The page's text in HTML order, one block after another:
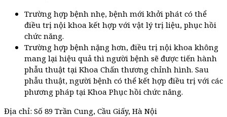
Trường hợp bệnh nhẹ, bệnh mới khởi phát có thể
điều trị nội khoa kết hợp với vật lý trị liệu, phục hồi
chức năng.
Trường hợp bệnh nặng hơn, điều trị nội khoa không
mang lại hiệu quả thì người bệnh sẽ được tiến hành
phẫu thuật tại Khoa Chấn thương chỉnh hình. Sau
phẫu thuật, người bệnh có thể kết hợp điều trị với các
phương pháp tại Khoa Phục hồi chức năng.
Địa chỉ: Số 89 Trần Cung, Cầu Giấy, Hà Nội